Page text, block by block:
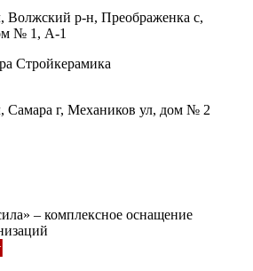
Волжский р-н, Преображенка с,
№ 1, А-1
Стройкерамика
Самара г, Механиков ул, дом № 2
– комплексное оснащение